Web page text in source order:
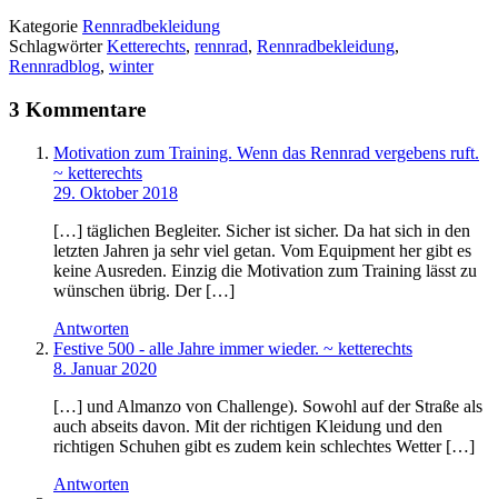
Kategorie Rennradbekleidung
SchlagwörterKetterechts, rennrad, Rennradbekleidung,
Rennradblog, winter
3 Kommentare
Motivation zum Training. Wenn das Rennrad vergebens ruft.
~ ketterechts
29. Oktober 2018
[…] täglichen Begleiter. Sicher ist sicher. Da hat sich in den
letzten Jahren ja sehr viel getan. Vom Equipment her gibt es
keine Ausreden. Einzig die Motivation zum Training lässt zu
wünschen übrig. Der […]
Antworten
Festive 500 - alle Jahre immer wieder. ~ ketterechts
8. Januar 2020
[…] und Almanzo von Challenge). Sowohl auf der Straße als
auch abseits davon. Mit der richtigen Kleidung und den
richtigen Schuhen gibt es zudem kein schlechtes Wetter […]
Antworten